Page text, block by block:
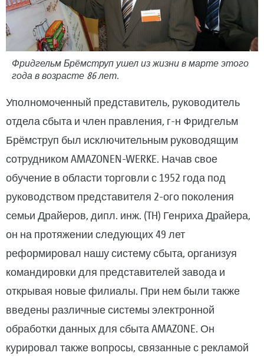
Фридгельм Брёмструп ушел из жизни в марте этого
года в возрасте 86 лет.
Уполномоченный представитель, руководитель
отдела сбыта и член правления, г-н Фридгельм
Брёмструп был исключительным руководящим
сотрудником AMAZONEN-WERKE. Начав свое
обучение в области торговли с 1952 года под
руководством представителя 2-ого поколения
семьи Драйеров, дипл. инж. (TH) Генриха Драйера,
он на протяжении следующих 49 лет
реформировал нашу систему сбыта, организуя
командировки для представителей завода и
открывая новые филиалы. При нем были также
введены различные системы электронной
обработки данных для сбыта AMAZONE. Он
курировал также вопросы, связанные с рекламой